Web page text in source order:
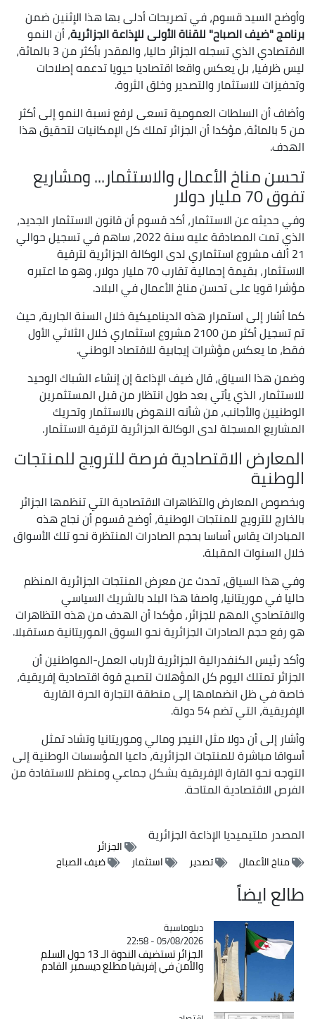
وأوضح السيد قسوم، في تصريحات أدلى بها هذا الإثنين ضمن
برنامج "ضيف الصباح" للقناة الأولى للإذاعة الجزائرية، أن النمو
الاقتصادي الذي تسجله الجزائر حاليا، والمقدر بأكثر من 3 بالمائة،
ليس ظرفيا، بل يعكس واقعا اقتصاديا حيويا تدعمه إصلاحات
وتحفيزات للاستثمار والتصدير وخلق الثروة.
وأضاف أن السلطات العمومية تسعى لرفع نسبة النمو إلى أكثر
من 5 بالمائة، مؤكدا أن الجزائر تملك كل الإمكانيات لتحقيق هذا
الهدف.
تحسن مناخ الأعمال والاستثمار... ومشاريع
تفوق 70 مليار دولار
وفي حديثه عن الاستثمار، أكد قسوم أن قانون الاستثمار الجديد،
الذي تمت المصادقة عليه سنة 2022، ساهم في تسجيل حوالي
21 ألف مشروع استثماري لدى الوكالة الجزائرية لترقية
الاستثمار، بقيمة إجمالية تقارب 70 مليار دولار، وهو ما اعتبره
مؤشرا قويا على تحسن مناخ الأعمال في البلاد.
كما أشار إلى استمرار هذه الديناميكية خلال السنة الجارية، حيث
تم تسجيل أكثر من 2100 مشروع استثماري خلال الثلاثي الأول
فقط، ما يعكس مؤشرات إيجابية للاقتصاد الوطني.
وضمن هذا السياق، قال ضيف الإذاعة إن إنشاء الشباك الوحيد
للاستثمار، الذي يأتي بعد طول انتظار من قبل المستثمرين
الوطنيين والأجانب، من شأنه النهوض بالاستثمار وتحريك
المشاريع المسجلة لدى الوكالة الجزائرية لترقية الاستثمار.
المعارض الاقتصادية فرصة للترويج للمنتجات
الوطنية
وبخصوص المعارض والتظاهرات الاقتصادية التي تنظمها الجزائر
بالخارج للترويج للمنتجات الوطنية، أوضح قسوم أن نجاح هذه
المبادرات يقاس أساسا بحجم الصادرات المنتظرة نحو تلك الأسواق
خلال السنوات المقبلة.
وفي هذا السياق، تحدث عن معرض المنتجات الجزائرية المنظم
حاليا في موريتانيا، واصفا هذا البلد بالشريك السياسي
والاقتصادي المهم للجزائر، مؤكدا أن الهدف من هذه التظاهرات
هو رفع حجم الصادرات الجزائرية نحو السوق الموريتانية مستقبلا.
وأكد رئيس الكنفدرالية الجزائرية لأرباب العمل-المواطنين أن
الجزائر تمتلك اليوم كل المؤهلات لتصبح قوة اقتصادية إفريقية،
خاصة في ظل انضمامها إلى منطقة التجارة الحرة القارية
الإفريقية، التي تضم 54 دولة.
وأشار إلى أن دولا مثل النيجر ومالي وموريتانيا وتشاد تمثل
أسواقا مباشرة للمنتجات الجزائرية، داعيا المؤسسات الوطنية إلى
التوجه نحو القارة الإفريقية بشكل جماعي ومنظم للاستفادة من
الفرص الاقتصادية المتاحة.
المصدرملتيميديا الإذاعة الجزائرية
الجزائر
مناخ الأعمال
تصدير استثمار ضيف الصباح
طالع ايضاً
Catégorie
دبلوماسية
05/08/2026 - 22:58
الجزائر تستضيف الندوة الـ 13 حول السلم
والأمن في إفريقيا مطلع ديسمبر القادم